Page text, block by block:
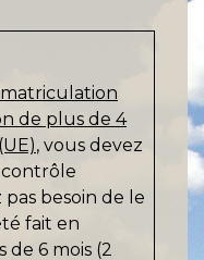
de plus de 4
, vous devez
besoin de le
fait en
de 6 mois (2